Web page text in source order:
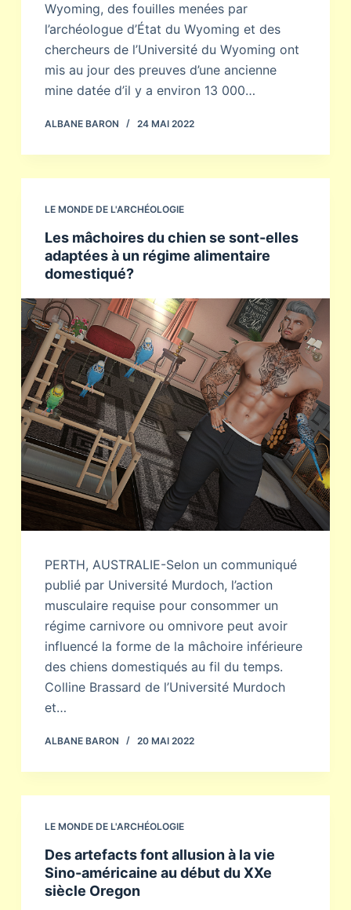
Wyoming, des fouilles menées par
l’archéologue d’État du Wyoming et des
chercheurs de l’Université du Wyoming ont
mis au jour des preuves d’une ancienne
mine datée d’il y a environ 13 000…
ALBANE BARON 24 MAI 2022
LE MONDE DE L'ARCHÉOLOGIE
Les mâchoires du chien se sont-elles
adaptées à un régime alimentaire
domestiqué?
PERTH, AUSTRALIE-Selon un communiqué
publié par Université Murdoch, l’action
musculaire requise pour consommer un
régime carnivore ou omnivore peut avoir
influencé la forme de la mâchoire inférieure
des chiens domestiqués au fil du temps.
Colline Brassard de l’Université Murdoch
et…
ALBANE BARON 20 MAI 2022
LE MONDE DE L'ARCHÉOLOGIE
Des artefacts font allusion à la vie
Sino-américaine au début du XXe
siècle Oregon